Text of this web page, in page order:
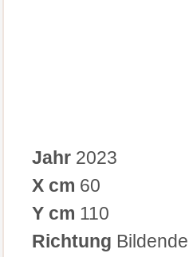
Jahr 2023
X cm 60
Y cm 110
Richtung